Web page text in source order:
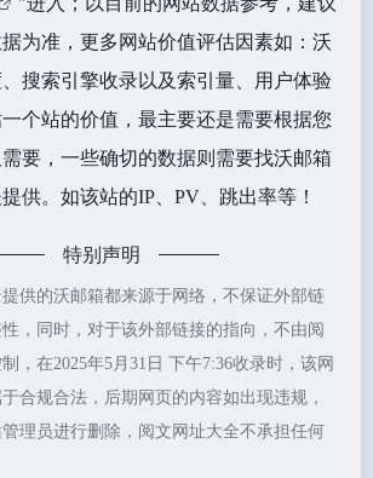
为准，更多网站价值评估因素如：沃
搜索引擎收录以及索引量、用户体验
个站的价值，最主要还是需要根据您
要，一些确切的数据则需要找沃邮箱
供。如该站的IP、PV、跳出率等！
特别声明
供的沃邮箱都来源于网络，不保证外部链
，同时，对于该外部链接的指向，不由阅
，在2025年5月31日 下午7:36收录时，该网
合规合法，后期网页的内容如出现违规，
理员进行删除，阅文网址大全不承担任何